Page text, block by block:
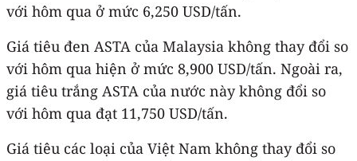
với hôm qua ở mức 6,250 USD/tấn.
Giá tiêu đen ASTA của Malaysia không thay đổi so
với hôm qua hiện ở mức 8,900 USD/tấn. Ngoài ra,
giá tiêu trắng ASTA của nước này không đổi so
với hôm qua đạt 11,750 USD/tấn.
Giá tiêu các loại của Việt Nam không thay đổi so